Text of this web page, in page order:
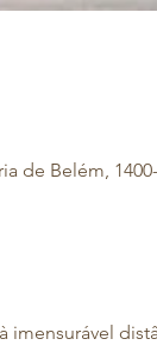
de Belém,
imensurável